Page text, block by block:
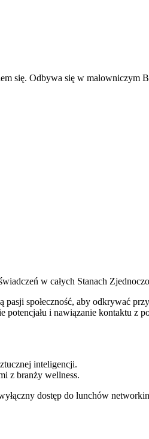
się. Odbywa się w malowniczym
w całych Stanach
społeczność, aby odkrywać
i nawiązanie kontaktu z
inteligencji.
z branży wellness.
dostęp do lunchów